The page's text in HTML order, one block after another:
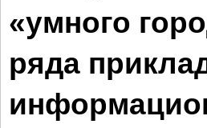
«умного
ряда